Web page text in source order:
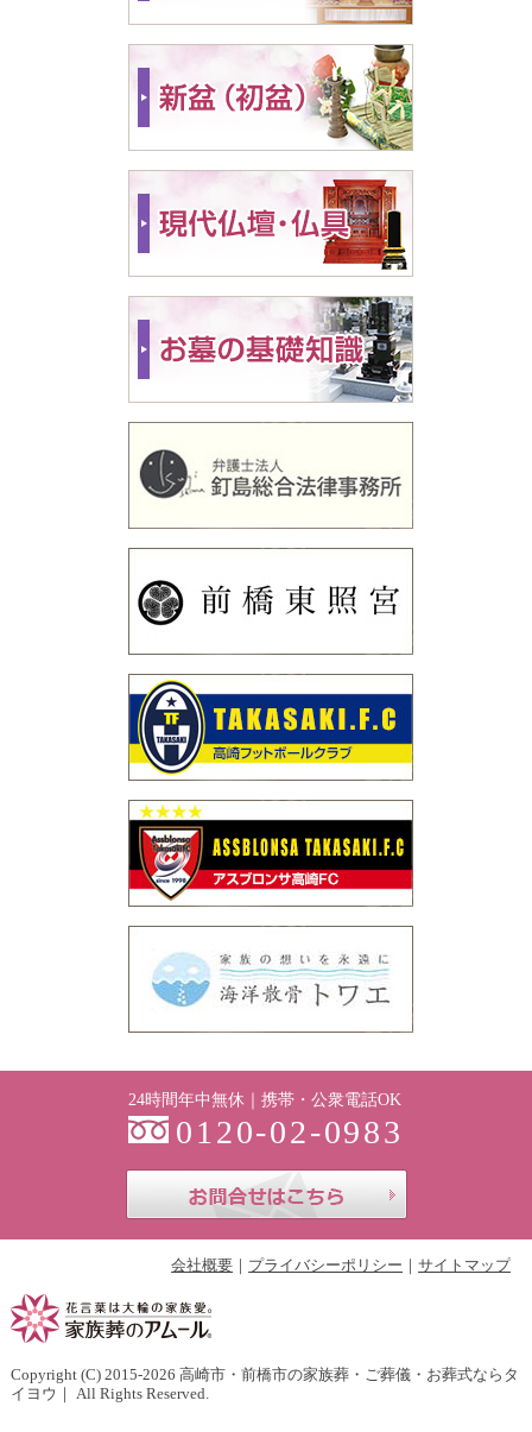
24時間年中無休｜携帯・公衆電話OK
0120-02-0983
会社概要 プライバシーポリシー サイトマップ
Copyright (C) 2015-2026 高崎市・前橋市の家族葬・ご葬儀・お葬式ならタ
イヨウ ｜ All Rights Reserved.